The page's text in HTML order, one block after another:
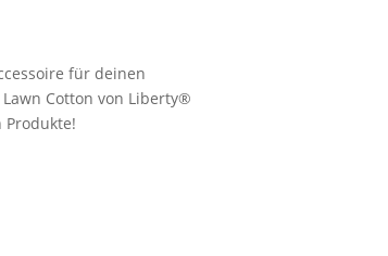
für deinen
Cotton von Liberty®